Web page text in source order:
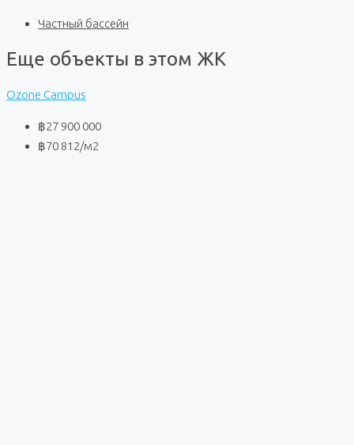
Частный бассейн
Еще объекты в этом ЖК
Ozone Campus
฿27 900 000
฿70 812/м2